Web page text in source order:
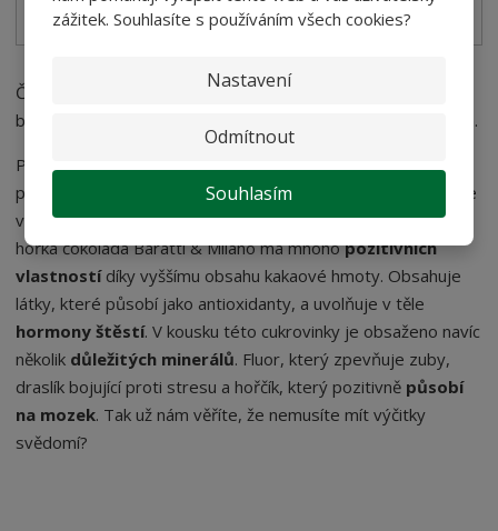
zážitek. Souhlasíte s používáním všech cookies?
Nastavení
Odmítnout
Souhlasím
Čokoláda obsahuje kofein a theobromin, díky kterým
budete lépe soustředit a pozadu nezůstane ani váš postřeh.
Patříte k té skupině lidí, kteří sladké milují, ale trpí provinilým
pocitem, kdykoliv nějakou cukrovinku ochutnají? Přesvědčíme
vás, že je to zbytečné, a to hned z několika důvodů! Pravá
hořká čokoláda Baratti & Milano má mnohopozitivních
vlastností díky vyššímu obsahu kakaové hmoty. Obsahuje
látky, které působí jako antioxidanty, a uvolňuje v těle
hormony štěstí. V kousku této cukrovinky je obsaženo navíc
několik důležitých minerálů. Fluor, který zpevňuje zuby,
draslík bojující proti stresu a hořčík, který pozitivně působí
na mozek. Tak už nám věříte, že nemusíte mít výčitky
svědomí?